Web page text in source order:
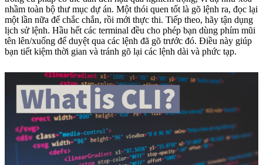
nhầm toàn bộ thư mục dự án. Một thói quen tốt là gõ lệnh ra, đọc lại
một lần nữa để chắc chắn, rồi mới thực thi. Tiếp theo, hãy tận dụng
lịch sử lệnh. Hầu hết các terminal đều cho phép bạn dùng phím mũi
tên lên/xuống để duyệt qua các lệnh đã gõ trước đó. Điều này giúp
bạn tiết kiệm thời gian và tránh gõ lại các lệnh dài và phức tạp.